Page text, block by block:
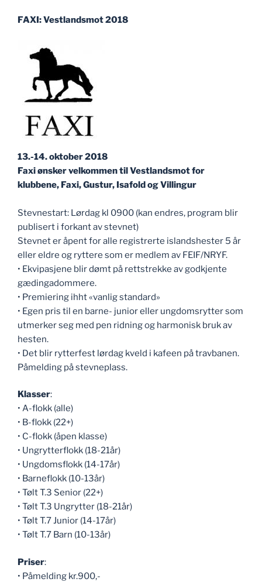
FAXI: Vestlandsmot 2018
13.-14. oktober 2018
Faxi ønsker velkommen til Vestlandsmot for
klubbene, Faxi, Gustur, Isafold og Villingur
Stevnestart: Lørdag kl 0900 (kan endres, program blir
publisert i forkant av stevnet)
Stevnet er åpent for alle registrerte islandshester 5 år
eller eldre og ryttere som er medlem av FEIF/NRYF.
• Ekvipasjene blir dømt på rettstrekke av godkjente
gædingadommere.
• Premiering ihht «vanlig standard»
• Egen pris til en barne- junior eller ungdomsrytter som
utmerker seg med pen ridning og harmonisk bruk av
hesten.
• Det blir rytterfest lørdag kveld i kafeen på travbanen.
Påmelding på stevneplass.
Klasser:
• A-flokk (alle)
• B-flokk (22+)
• C-flokk (åpen klasse)
• Ungrytterflokk (18-21år)
• Ungdomsflokk (14-17år)
• Barneflokk (10-13år)
• Tølt T.3 Senior (22+)
• Tølt T.3 Ungrytter (18-21år)
• Tølt T.7 Junior (14-17år)
• Tølt T.7 Barn (10-13år)
Priser:
• Påmelding kr.900,-